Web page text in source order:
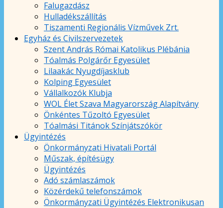
Falugazdász
Hulladékszállítás
Tiszamenti Regionális Vízművek Zrt.
Egyház és Civilszervezetek
Szent András Római Katolikus Plébánia
Tóalmás Polgárőr Egyesület
Lilaakác Nyugdíjasklub
Kolping Egyesület
Vállalkozók Klubja
WOL Élet Szava Magyarország Alapítvány
Önkéntes Tűzoltó Egyesület
Tóalmási Titánok Színjátszókör
Ügyintézés
Önkormányzati Hivatali Portál
Műszak, építésügy
Ügyintézés
Adó számlaszámok
Közérdekű telefonszámok
Önkormányzati Ügyintézés Elektronikusan